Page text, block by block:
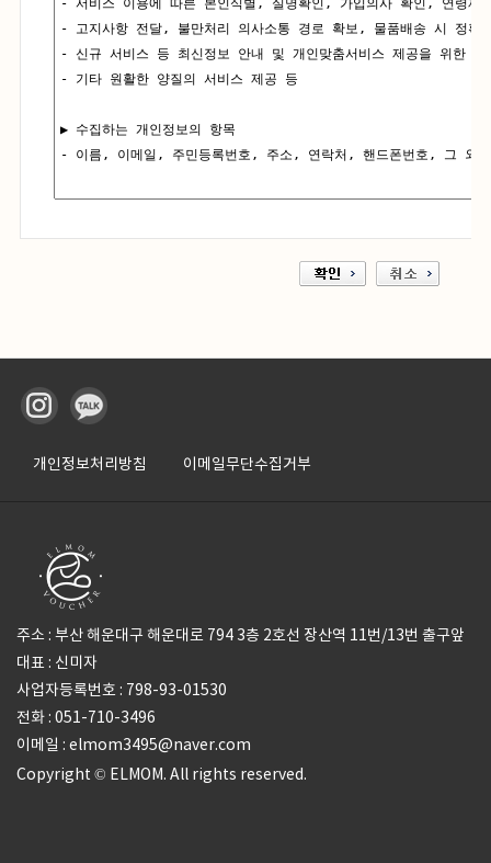
개인정보처리방침 이메일무단수집거부
주소 : 부산 해운대구 해운대로 794 3층 2호선 장산역 11번/13번 출구앞
대표 : 신미자
사업자등록번호 : 798-93-01530
전화 : 051-710-3496
이메일 : elmom3495@naver.com
Copyright © ELMOM. All rights reserved.